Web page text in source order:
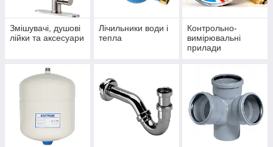
Змішувачі, душові
лійки та аксесуари
Лічильники води і
тепла
Контрольно-
вимірювальні
прилади